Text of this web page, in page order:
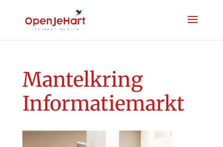
Mantelkring
Informatiemarkt